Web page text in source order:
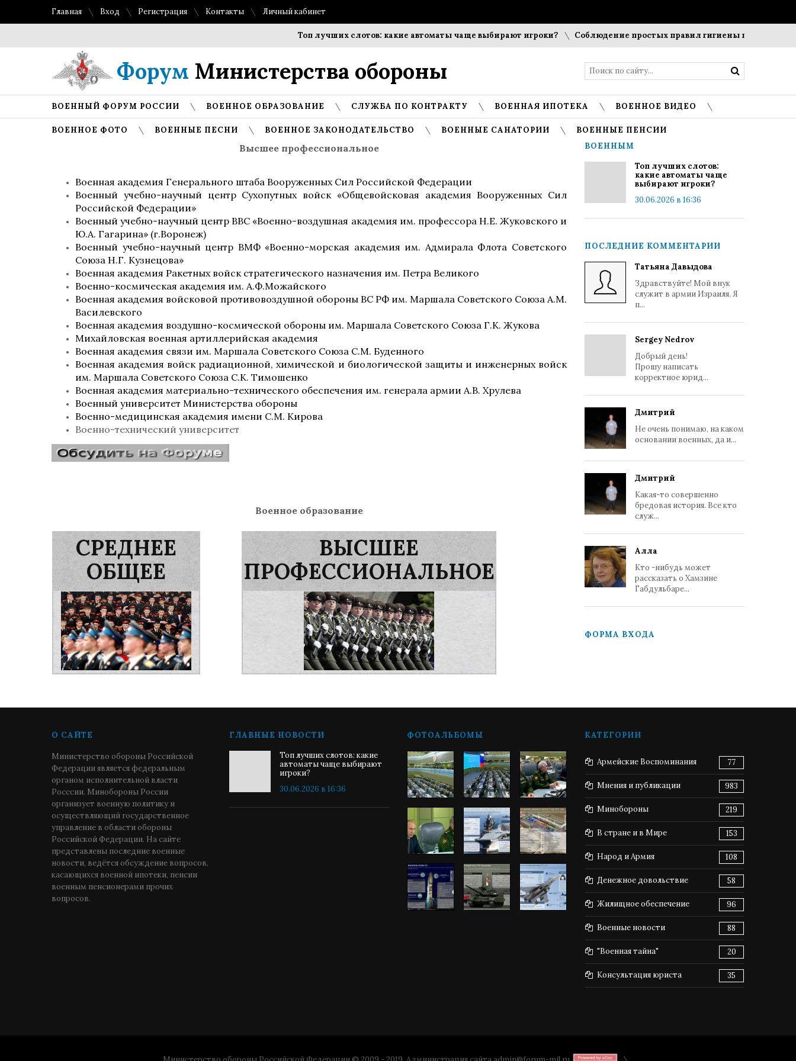
Главная Вход Регистрация Контакты Личный кабинет
Топ лучших слотов: какие автоматы чаще выбирают игроки? Соблюдение простых правил гигиены помогает
Форум Министерства обороны
ВОЕННЫЙ ФОРУМ РОССИИ ВОЕННОЕ ОБРАЗОВАНИЕ СЛУЖБА ПО КОНТРАКТУ ВОЕННАЯ ИПОТЕКА ВОЕННОЕ ВИДЕО
ВОЕННОЕ ФОТО ВОЕННЫЕ ПЕСНИ ВОЕННОЕ ЗАКОНОДАТЕЛЬСТВО ВОЕННЫЕ САНАТОРИИ ВОЕННЫЕ ПЕНСИИ
Высшее профессиональное
Военная академия Генерального штаба Вооруженных Сил Российской Федерации
Военный учебно-научный центр Сухопутных войск «Общевойсковая академия Вооруженных Сил
Российской Федерации»
Военный учебно-научный центр ВВС «Военно-воздушная академия им. профессора Н.Е. Жуковского и
Ю.А. Гагарина» (г.Воронеж)
Военный учебно-научный центр ВМФ «Военно-морская академия им. Адмирала Флота Советского
Союза Н.Г. Кузнецова»
Военная академия Ракетных войск стратегического назначения им. Петра Великого
Военно-космическая академия им. А.Ф.Можайского
Военная академия войсковой противовоздушной обороны ВС РФ им. Маршала Советского Союза А.М.
Василевского
Военная академия воздушно-космической обороны им. Маршала Советского Союза Г.К. Жукова
Михайловская военная артиллерийская академия
Военная академия связи им. Маршала Советского Союза С.М. Буденного
Военная академия войск радиационной, химической и биологической защиты и инженерных войск
им. Маршала Советского Союза С.К. Тимошенко
Военная академия материально-технического обеспечения им. генерала армии А.В. Хрулева
Военный университет Министерства обороны
Военно-медицинская академия имени С.М. Кирова
Военно-технический университет
Военное образование
СРЕДНЕЕ
ОБЩЕЕ
ВЫСШЕЕ
ПРОФЕССИОНАЛЬНОЕ
ВОЕННЫМ
Топ лучших слотов:
какие автоматы чаще
выбирают игроки?
30.06.2026 в 16:36
ПОСЛЕДНИЕ КОММЕНТАРИИ
Татьяна Давыдова
Здравствуйте! Мой внук
служит в армии Израиля. Я
п...
Sergey Nedrov
Добрый день!
Прошу написать
корректное юрид...
Дмитрий
Не очень понимаю, на каком
основании военных, да и...
Дмитрий
Какая-то совершенно
бредовая история. Все кто
служ...
Алла
Кто -нибудь может
рассказать о Хамзине
Габдульбаре...
ФОРМА ВХОДА
О САЙТЕ
Министерство обороны Российской
Федерации является федеральным
органом исполнительной власти
Росссии. Минобороны России
организует военную политику и
осуществляющий государственное
управление в области обороны
Российской Федерации. На сайте
представлены последние военные
новости, ведётся обсуждение вопросов,
касающихся военной ипотеки, пенсии
военным пенсионерами прочих
вопросов.
ГЛАВНЫЕ НОВОСТИ
Топ лучших слотов: какие
автоматы чаще выбирают
игроки?
30.06.2026 в 16:36
ФОТОАЛЬБОМЫ КАТЕГОРИИ
Армейские Воспоминания 77
Мнения и публикации 983
Минобороны 219
В стране и в Мире 153
Народ и Армия 108
Денежное довольствие 58
Жилищное обеспечение 96
Военные новости 88
"Военная тайна" 20
Консультация юриста 35